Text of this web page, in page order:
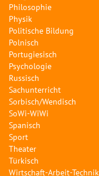
Philosophie
Physik
Politische Bildung
Polnisch
Portugiesisch
Psychologie
Russisch
Sachunterricht
Sorbisch/Wendisch
SoWi-WiWi
Spanisch
Sport
Theater
Türkisch
Wirtschaft-Arbeit-Technik